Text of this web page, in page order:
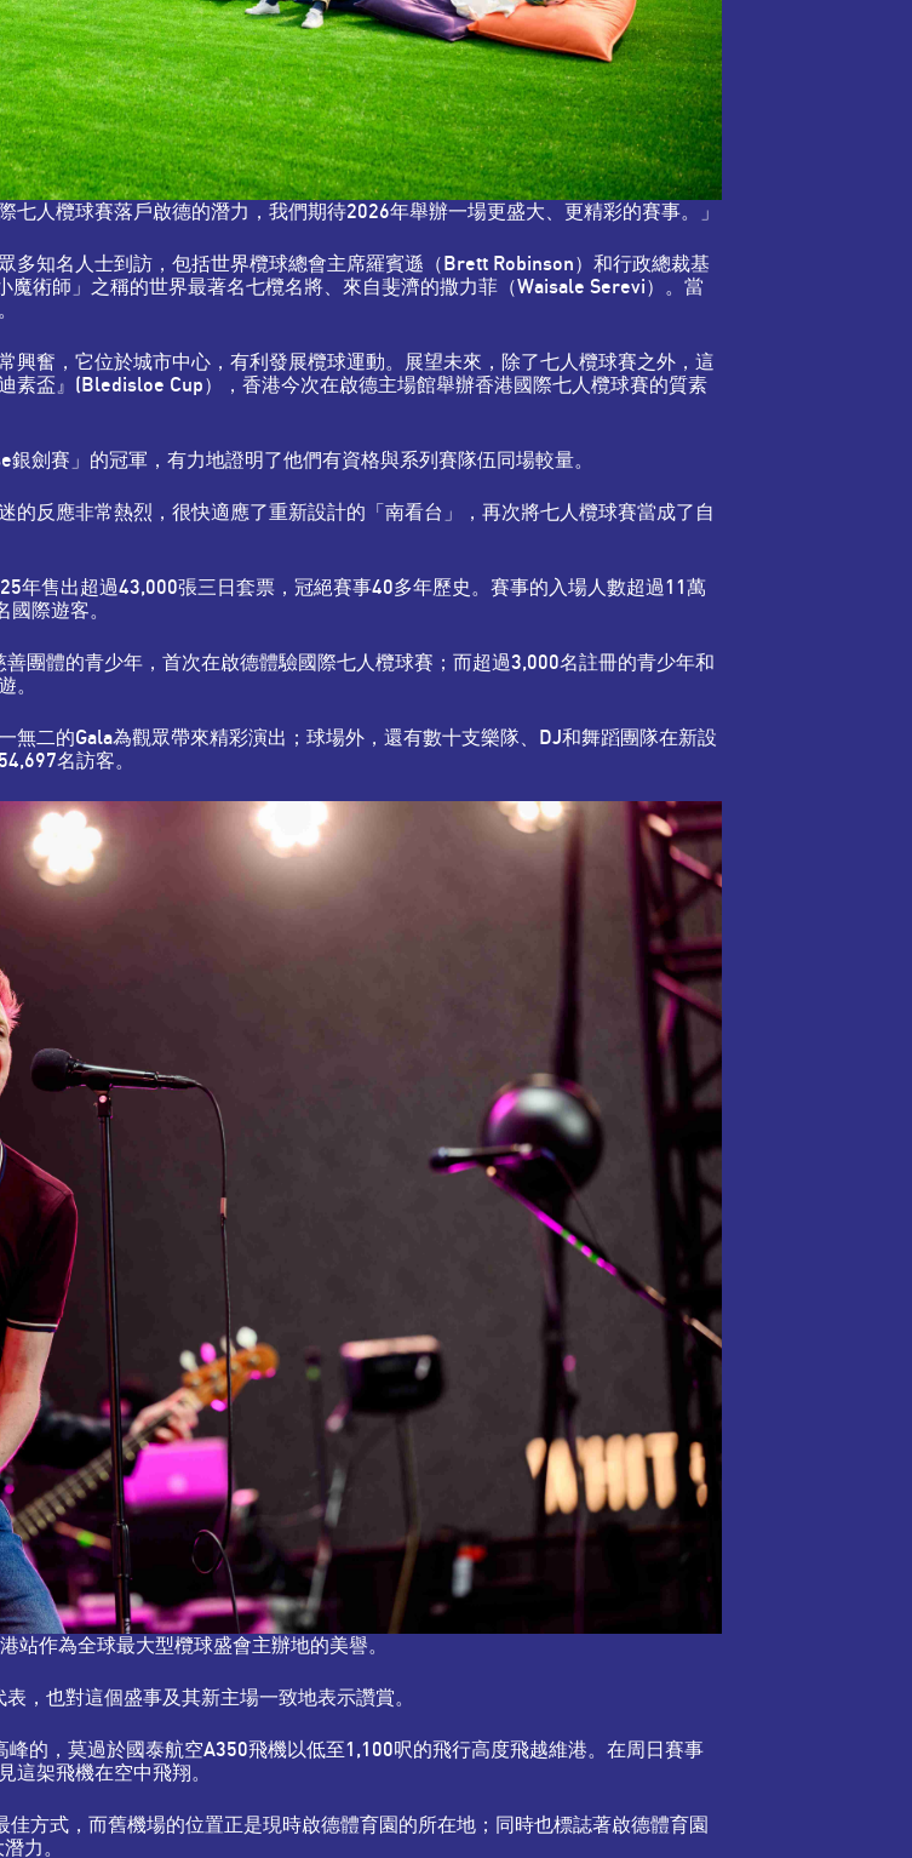
人欖球賽落戶啟德的潛力，我們期待2026年舉辦一場更盛大、更精彩的賽事。」
多知名人士到訪，包括世界欖球總會主席羅賓遜（Brett Robinson）和行政總裁基
術師」之稱的世界最著名七欖名將、來自斐濟的撒力菲（Waisale Serevi）。當
奮，它位於城市中心，有利發展欖球運動。展望未來，除了七人欖球賽之外，這
素盃』(Bledisloe Cup），香港今次在啟德主場館舉辦香港國際七人欖球賽的質素
劍賽」的冠軍，有力地證明了他們有資格與系列賽隊伍同場較量。
反應非常熱烈，很快適應了重新設計的「南看台」，再次將七人欖球賽當成了自
年售出超過43,000張三日套票，冠絕賽事40多年歷史。賽事的入場人數超過11萬
際遊客。
團體的青少年，首次在啟德體驗國際七人欖球賽；而超過3,000名註冊的青少年和
。
二的Gala為觀眾帶來精彩演出；球場外，還有數十支樂隊、DJ和舞蹈團隊在新設
名訪客。
作為全球最大型欖球盛會主辦地的美譽。
，也對這個盛事及其新主場一致地表示讚賞。
的，莫過於國泰航空A350飛機以低至1,100呎的飛行高度飛越維港。在周日賽事
架飛機在空中飛翔。
方式，而舊機場的位置正是現時啟德體育園的所在地；同時也標誌著啟德體育園
力。